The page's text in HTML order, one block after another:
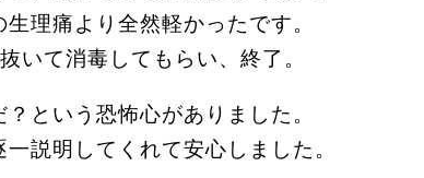
理痛より全然軽かったです。
いて消毒してもらい、終了。
という恐怖心がありました。
説明してくれて安心しました。